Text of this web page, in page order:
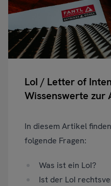
LoI / Letter of
Wissenswerte zur
In diesem Artikel
folgende Fragen:
Was ist ein LoI?
Ist der LoI